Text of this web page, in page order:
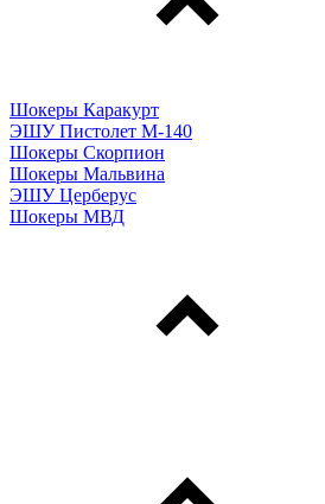
Шокеры Каракурт
ЭШУ Пистолет М-140
Шокеры Скорпион
Шокеры Мальвина
ЭШУ Церберус
Шокеры МВД